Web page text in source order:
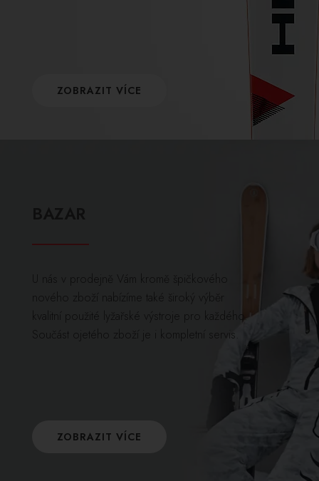
ZOBRAZIT VÍCE
U nás v prodejně Vám kromě špičkového
nového zboží nabízíme také široký výběr
kvalitní použité lyžařské výstroje pro každého.
Součást ojetého zboží je i kompletní servis.
ZOBRAZIT VÍCE